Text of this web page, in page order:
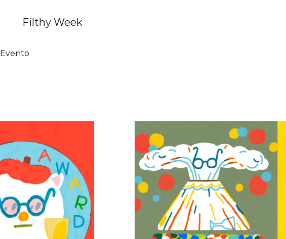
Filthy Week
Evento